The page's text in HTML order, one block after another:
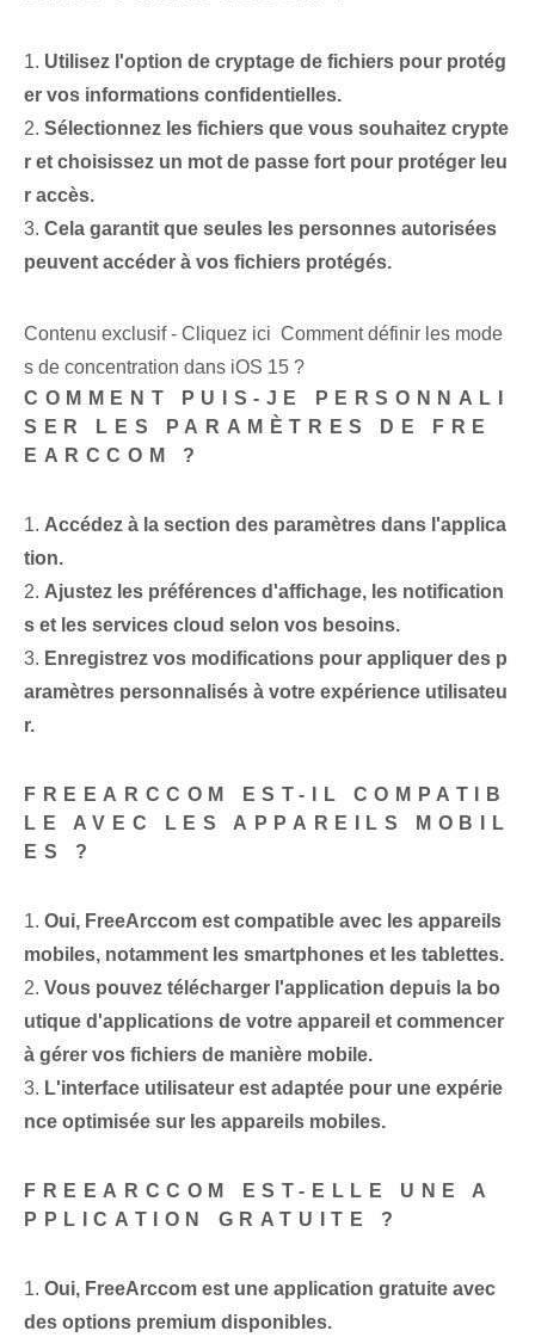
1. Utilisez l'option de cryptage de fichiers pour protég
er vos informations confidentielles.
2. Sélectionnez les fichiers que vous souhaitez crypte
r et choisissez un mot de passe fort pour protéger leu
r accès.
3. Cela garantit que seules les personnes autorisées
peuvent accéder à vos fichiers protégés.
Contenu exclusif - Cliquez ici Comment définir les mode
s de concentration dans iOS 15 ?
COMMENT PUIS-JE PERSONNALI
SER LES PARAMÈTRES DE FRE
EARCCOM ?
1. Accédez à la section des paramètres dans l'applica
tion.
2. Ajustez les préférences d'affichage, les notification
s et les services cloud selon vos besoins.
3. Enregistrez vos modifications pour appliquer des p
aramètres personnalisés à votre expérience utilisateu
r.
FREEARCCOM EST-IL COMPATIB
LE AVEC LES APPAREILS MOBIL
ES ?
1. Oui, FreeArccom est compatible avec les appareils
mobiles, notamment les smartphones et les tablettes.
2. Vous pouvez télécharger l'application depuis la bo
utique d'applications de votre appareil et commencer
à gérer vos fichiers de manière mobile.
3. L'interface utilisateur est adaptée pour une expérie
nce optimisée sur les appareils mobiles.
FREEARCCOM EST-ELLE UNE A
PPLICATION GRATUITE ?
1. Oui, FreeArccom est une application gratuite avec
des options premium disponibles.